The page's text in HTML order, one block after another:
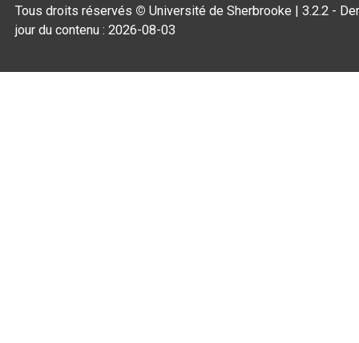
Tous droits réservés © Université de Sherbrooke |3.2.2 -
jour du contenu :2026-08-03